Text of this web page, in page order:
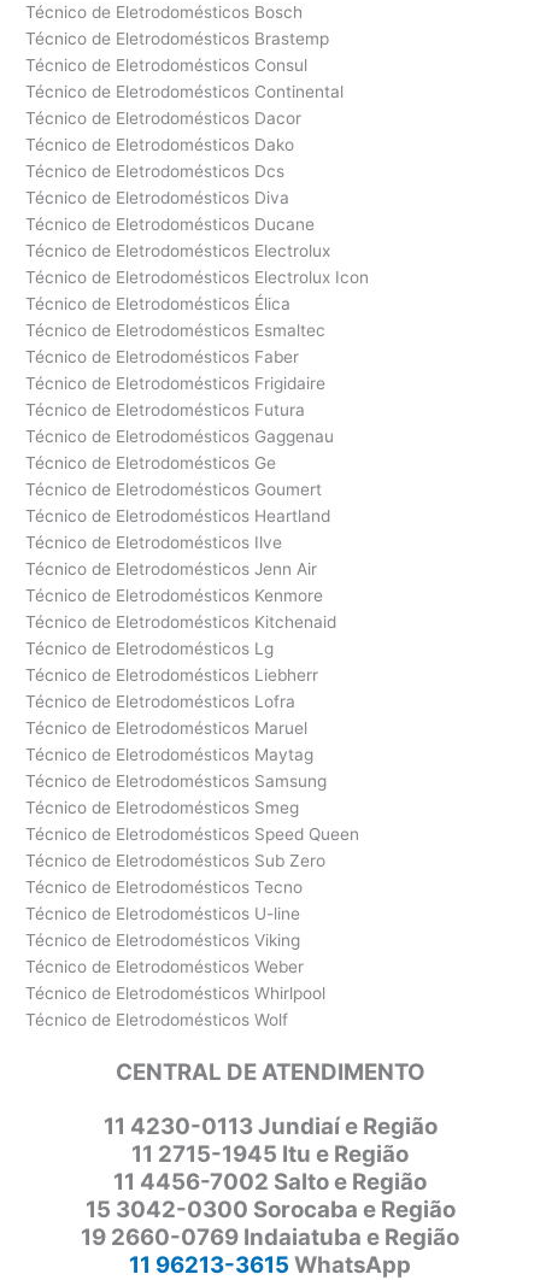
Técnico de Eletrodomésticos Bosch
Técnico de Eletrodomésticos Brastemp
Técnico de Eletrodomésticos Consul
Técnico de Eletrodomésticos Continental
Técnico de Eletrodomésticos Dacor
Técnico de Eletrodomésticos Dako
Técnico de Eletrodomésticos Dcs
Técnico de Eletrodomésticos Diva
Técnico de Eletrodomésticos Ducane
Técnico de Eletrodomésticos Electrolux
Técnico de Eletrodomésticos Electrolux Icon
Técnico de Eletrodomésticos Élica
Técnico de Eletrodomésticos Esmaltec
Técnico de Eletrodomésticos Faber
Técnico de Eletrodomésticos Frigidaire
Técnico de Eletrodomésticos Futura
Técnico de Eletrodomésticos Gaggenau
Técnico de Eletrodomésticos Ge
Técnico de Eletrodomésticos Goumert
Técnico de Eletrodomésticos Heartland
Técnico de Eletrodomésticos Ilve
Técnico de Eletrodomésticos Jenn Air
Técnico de Eletrodomésticos Kenmore
Técnico de Eletrodomésticos Kitchenaid
Técnico de Eletrodomésticos Lg
Técnico de Eletrodomésticos Liebherr
Técnico de Eletrodomésticos Lofra
Técnico de Eletrodomésticos Maruel
Técnico de Eletrodomésticos Maytag
Técnico de Eletrodomésticos Samsung
Técnico de Eletrodomésticos Smeg
Técnico de Eletrodomésticos Speed Queen
Técnico de Eletrodomésticos Sub Zero
Técnico de Eletrodomésticos Tecno
Técnico de Eletrodomésticos U-line
Técnico de Eletrodomésticos Viking
Técnico de Eletrodomésticos Weber
Técnico de Eletrodomésticos Whirlpool
Técnico de Eletrodomésticos Wolf
CENTRAL DE ATENDIMENTO
11 4230-0113 Jundiaí e Região
11 2715-1945 Itu e Região
11 4456-7002 Salto e Região
15 3042-0300 Sorocaba e Região
19 2660-0769 Indaiatuba e Região
11 96213-3615 WhatsApp